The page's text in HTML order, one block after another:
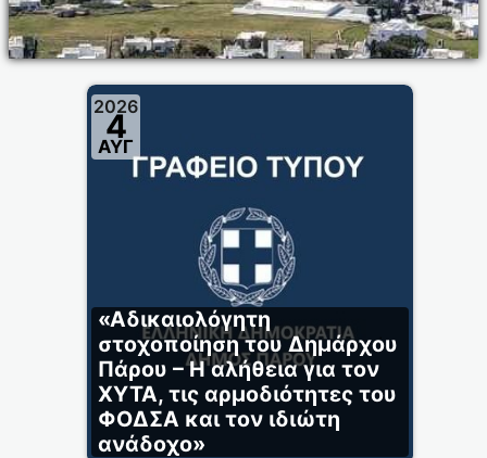
2026
4
ΑΥΓ
«Αδικαιολόγητη
στοχοποίηση του Δημάρχου
Πάρου – Η αλήθεια για τον
ΧΥΤΑ, τις αρμοδιότητες του
ΦΟΔΣΑ και τον ιδιώτη
ανάδοχο»